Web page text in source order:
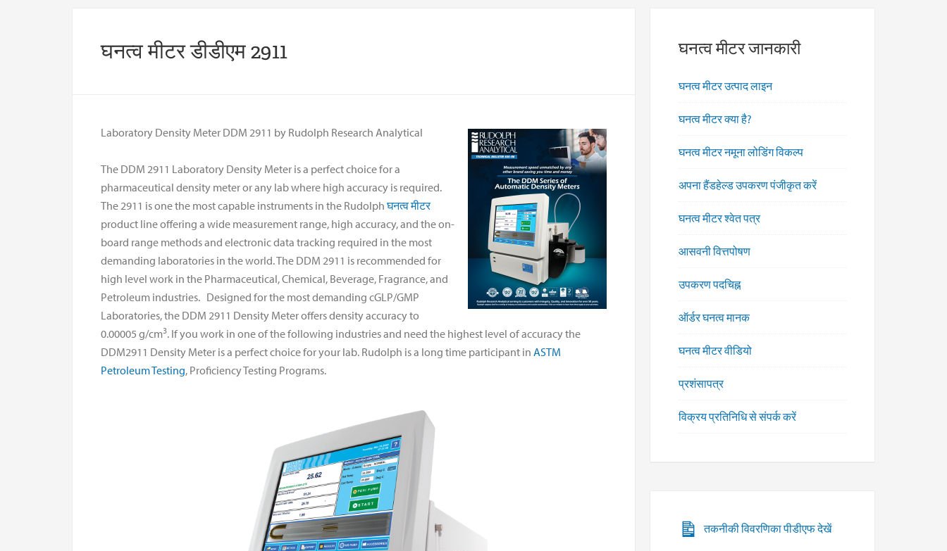
घनत्व मीटर डीडीएम 2911
Laboratory Density Meter DDM 2911 by Rudolph Research Analytical
The DDM 2911 Laboratory Density Meter is a perfect choice for a
pharmaceutical density meter or any lab where high accuracy is required.
The 2911 is one the most capable instruments in the Rudolphघनत्व मीटर
product line offering a wide measurement range, high accuracy, and the on-
board range methods and electronic data tracking required in the most
demanding laboratories in the world. The DDM 2911 is recommended for
high level work in the Pharmaceutical, Chemical, Beverage, Fragrance, and
Petroleum industries. Designed for the most demanding cGLP/GMP
Laboratories, the DDM 2911 Density Meter offers density accuracy to
0.00005 g/cm3. If you work in one of the following industries and need the highest level of accuracy the
DDM2911 Density Meter is a perfect choice for your lab. Rudolph is a long time participant in ASTM
Petroleum Testing, Proficiency Testing Programs.
घनत्व मीटर जानकारी
घनत्व मीटर उत्पाद लाइन
घनत्व मीटर क्या है?
घनत्व मीटर नमूना लोडिंग विकल्प
अपना हैंडहेल्ड उपकरण पंजीकृत करें
घनत्व मीटर श्वेत पत्र
आसवनी वित्तपोषण
उपकरण पदचिह्न
ऑर्डर घनत्व मानक
घनत्व मीटर वीडियो
प्रशंसापत्र
विक्रय प्रतिनिधि से संपर्क करें
तकनीकी विवरणिका पीडीएफ देखें